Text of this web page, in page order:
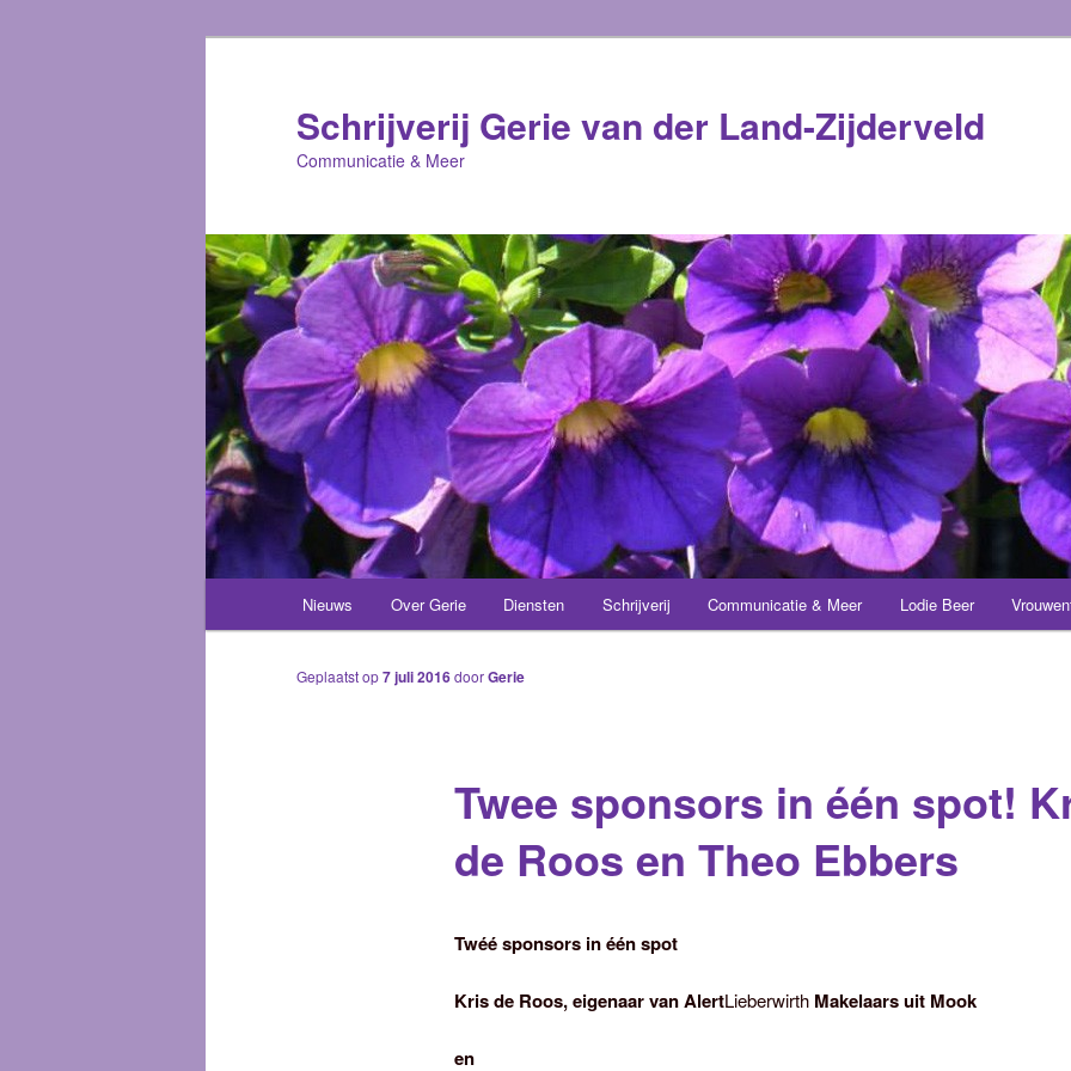
Schrijverij Gerie van der Land-Zijderveld
Communicatie & Meer
Spring
naar
Nieuws Over Gerie Diensten Schrijverij Communicatie & Meer Lodie Beer
Twee sponsors in één spot!
de Roos en Theo Ebbers
Geplaatst op7 juli 2016doorGerie
Twéé sponsors in één spot
Kris de Roos, eigenaar van AlertLieberwirth Makelaars uit Mook
en